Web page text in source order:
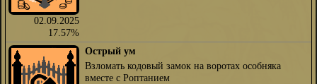
02.09.2025
17.57%
Острый ум
Взломать кодовый замок на воротах особняка
вместе с Роптанием